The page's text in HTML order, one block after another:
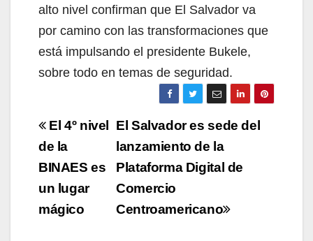
alto nivel confirman que El Salvador va
por camino con las transformaciones que
está impulsando el presidente Bukele,
sobre todo en temas de seguridad.
Navegación
de
entradas
El Salvador es sede del
lanzamiento de la
Plataforma Digital de
Comercio
Centroamericano
El 4º nivel
de la
BINAES es
un lugar
mágico